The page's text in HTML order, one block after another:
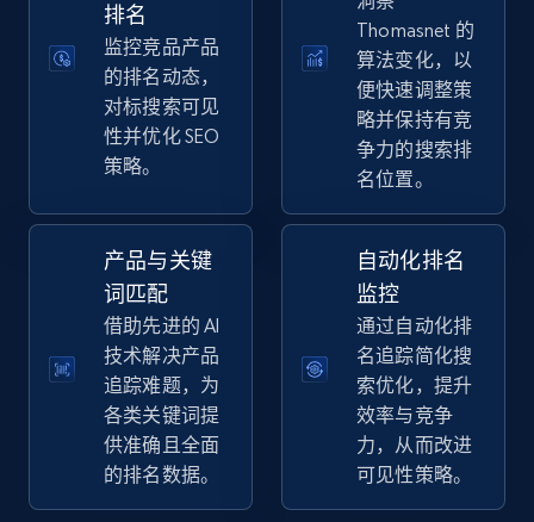
5.4K+ 667+ 立即开始
Seller id, URL, Seller name, Description, Detailed
info, Stars, Feedbacks, Return policy, and more.
2.5K+ 378+ 立即开始
URL, Product id, Title, Seller name, Seller rating,
Seller reviews, Breadcrumbs, Root category, and
排名
监控竞品产品
的排名动态，
对标搜索可见
性并优化 SEO
策略。
Thomasnet 的
算法变化，以
便快速调整策
略并保持有竞
争力的搜索排
名位置。
产品与关键
词匹配
借助先进的 AI
技术解决产品
追踪难题，为
各类关键词提
供准确且全面
的排名数据。
自动化排名
监控
通过自动化排
名追踪简化搜
索优化，提升
效率与竞争
力，从而改进
可见性策略。